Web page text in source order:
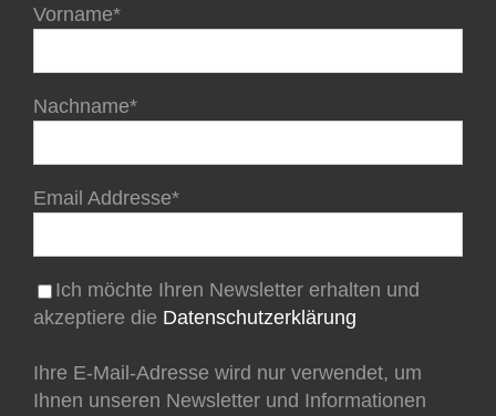
Vorname*
Nachname*
Email Addresse*
Ich möchte Ihren Newsletter erhalten und
akzeptiere die Datenschutzerklärung
Ihre E-Mail-Adresse wird nur verwendet, um
Ihnen unseren Newsletter und Informationen